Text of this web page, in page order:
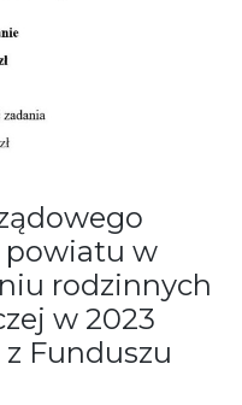
powiatu w
rodzinnych
w 2023
Funduszu